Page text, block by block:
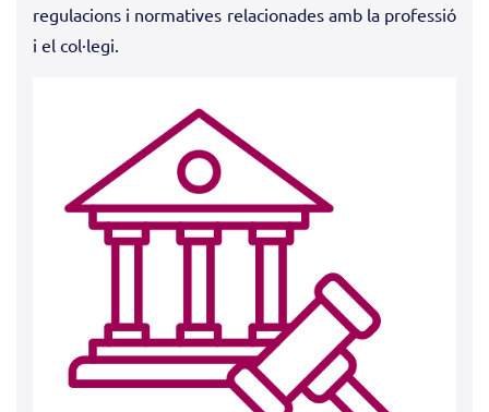
regulacions i normatives relacionades amb la professió
i el col·legi.